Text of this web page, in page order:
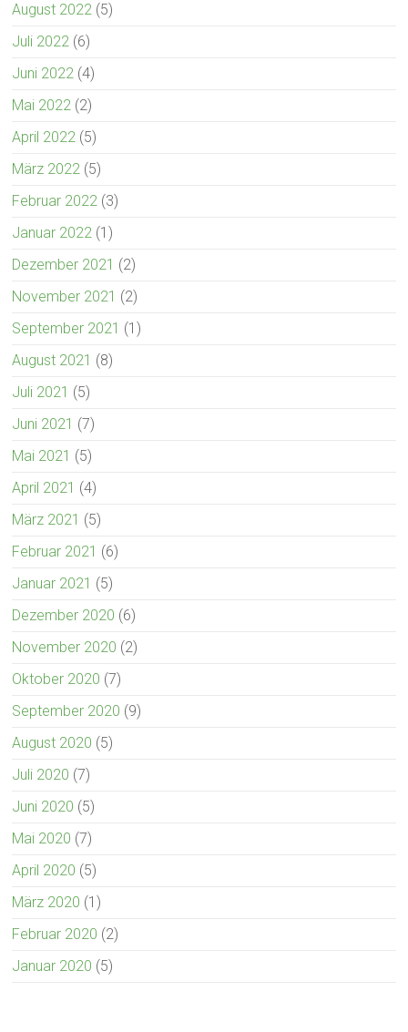
August 2022 (5)
Juli 2022 (6)
Juni 2022 (4)
Mai 2022 (2)
April 2022 (5)
März 2022 (5)
Februar 2022 (3)
Januar 2022 (1)
Dezember 2021 (2)
November 2021 (2)
September 2021 (1)
August 2021 (8)
Juli 2021 (5)
Juni 2021 (7)
Mai 2021 (5)
April 2021 (4)
März 2021 (5)
Februar 2021 (6)
Januar 2021 (5)
Dezember 2020 (6)
November 2020 (2)
Oktober 2020 (7)
September 2020 (9)
August 2020 (5)
Juli 2020 (7)
Juni 2020 (5)
Mai 2020 (7)
April 2020 (5)
März 2020 (1)
Februar 2020 (2)
Januar 2020 (5)